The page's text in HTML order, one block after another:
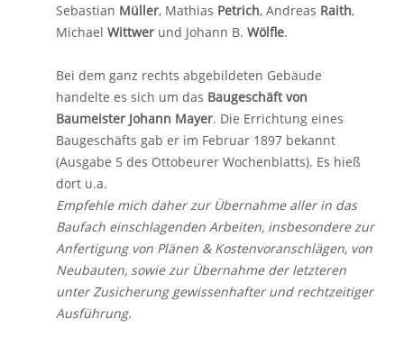
Sebastian Müller, Mathias Petrich, Andreas Raith,
Michael Wittwer und Johann B. Wölfle.
Bei dem ganz rechts abgebildeten Gebäude
handelte es sich um das Baugeschäft von
Baumeister Johann Mayer. Die Errichtung eines
Baugeschäfts gab er im Februar 1897 bekannt
(Ausgabe 5 des Ottobeurer Wochenblatts). Es hieß
dort u.a.
Empfehle mich daher zur Übernahme aller in das
Baufach einschlagenden Arbeiten, insbesondere zur
Anfertigung von Plänen & Kostenvoranschlägen, von
Neubauten, sowie zur Übernahme der letzteren
unter Zusicherung gewissenhafter und rechtzeitiger
Ausführung.